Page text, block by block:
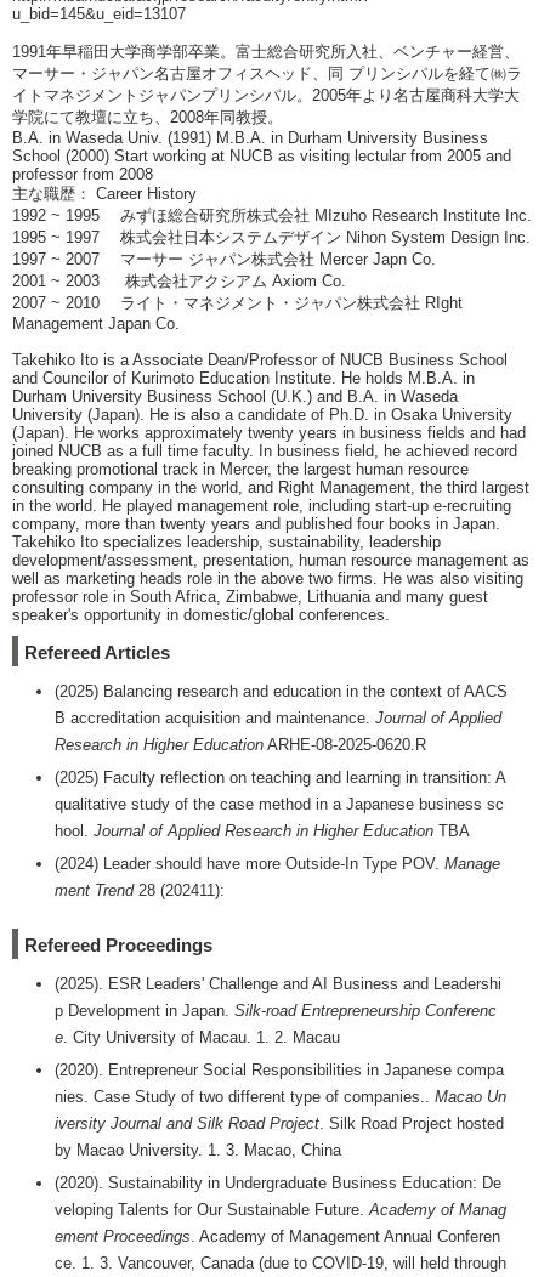
u_bid=145&u_eid=13107
1991年早稲田大学商学部卒業。富士総合研究所入社、ベンチャー経営、
マーサー・ジャパン名古屋オフィスヘッド、同 プリンシパルを経て㈱ラ
イトマネジメントジャパンプリンシパル。2005年より名古屋商科大学大
学院にて教壇に立ち、2008年同教授。
B.A. in Waseda Univ. (1991) M.B.A. in Durham University Business
School (2000) Start working at NUCB as visiting lectular from 2005 and
professor from 2008
主な職歴： Career History
1992 ~ 1995 みずほ総合研究所株式会社 MIzuho Research Institute Inc.
1995 ~ 1997 株式会社日本システムデザイン Nihon System Design Inc.
1997 ~ 2007 マーサー ジャパン株式会社 Mercer Japn Co.
2001 ~ 2003 株式会社アクシアム Axiom Co.
2007 ~ 2010 ライト・マネジメント・ジャパン株式会社 RIght
Management Japan Co.
Takehiko Ito is a Associate Dean/Professor of NUCB Business School
and Councilor of Kurimoto Education Institute. He holds M.B.A. in
Durham University Business School (U.K.) and B.A. in Waseda
University (Japan). He is also a candidate of Ph.D. in Osaka University
(Japan). He works approximately twenty years in business fields and had
joined NUCB as a full time faculty. In business field, he achieved record
breaking promotional track in Mercer, the largest human resource
consulting company in the world, and Right Management, the third largest
in the world. He played management role, including start-up e-recruiting
company, more than twenty years and published four books in Japan.
Takehiko Ito specializes leadership, sustainability, leadership
development/assessment, presentation, human resource management as
well as marketing heads role in the above two firms. He was also visiting
professor role in South Africa, Zimbabwe, Lithuania and many guest
speaker's opportunity in domestic/global conferences.
Refereed Articles
(2025) Balancing research and education in the context of AACS
B accreditation acquisition and maintenance. Journal of Applied
Research in Higher Education ARHE-08-2025-0620.R
(2025) Faculty reflection on teaching and learning in transition: A
qualitative study of the case method in a Japanese business sc
hool. Journal of Applied Research in Higher Education TBA
(2024) Leader should have more Outside-In Type POV. Manage
ment Trend28 (202411):
Refereed Proceedings
(2025). ESR Leaders' Challenge and AI Business and Leadershi
p Development in Japan. Silk-road Entrepreneurship Conferenc
e. City University of Macau. 1. 2. Macau
(2020). Entrepreneur Social Responsibilities in Japanese compa
nies. Case Study of two different type of companies.. Macao Un
iversity Journal and Silk Road Project. Silk Road Project hosted
by Macao University. 1. 3. Macao, China
(2020). Sustainability in Undergraduate Business Education: De
veloping Talents for Our Sustainable Future.Academy of Manag
ement Proceedings. Academy of Management Annual Conferen
ce. 1. 3. Vancouver, Canada (due to COVID-19, will held through